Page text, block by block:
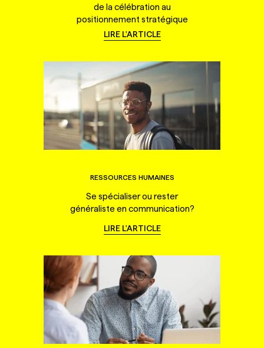
de la célébration au
positionnement stratégique
LIRE L'ARTICLE
RESSOURCES HUMAINES
Se spécialiser ou rester
généraliste en communication?
LIRE L'ARTICLE